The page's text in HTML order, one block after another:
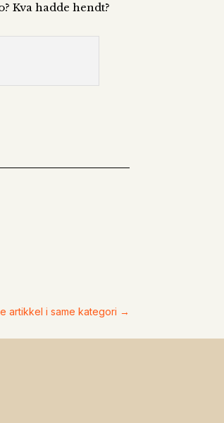
Kva hadde hendt?
artikkel i same kategori →